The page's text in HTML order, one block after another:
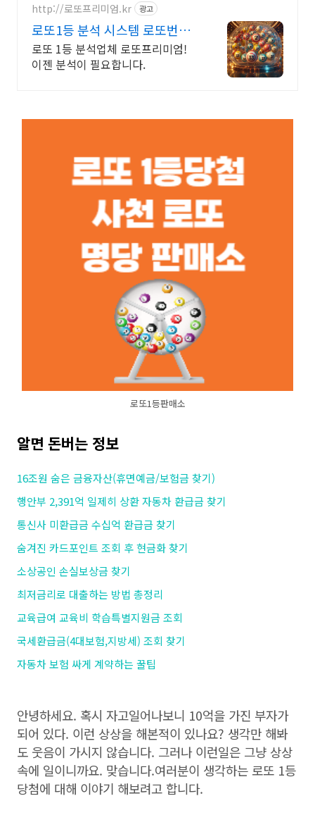
http://로또프리미엄.kr 광고
로또1등 분석 시스템 로또번호
분석업체
로또 1등 분석업체 로또프리미엄!
이젠 분석이 필요합니다.
로또1등판매소
알면 돈버는 정보
16조원 숨은 금융자산(휴면예금/보험금 찾기)
행안부 2,391억 일제히 상환 자동차 환급금 찾기
통신사 미환급금 수십억 환급금 찾기
숨겨진 카드포인트 조회 후 현금화 찾기
소상공인 손실보상금 찾기
최저금리로 대출하는 방법 총정리
교육급여 교육비 학습특별지원금 조회
국세환급금(4대보험,지방세) 조회 찾기
자동차 보험 싸게 계약하는 꿀팁
안녕하세요. 혹시 자고일어나보니 10억을 가진 부자가
되어 있다. 이런 상상을 해본적이 있나요? 생각만 해봐
도 웃음이 가시지 않습니다. 그러나 이런일은 그냥 상상
속에 일이니까요. 맞습니다.여러분이 생각하는 로또 1등
당첨에 대해 이야기 해보려고 합니다.